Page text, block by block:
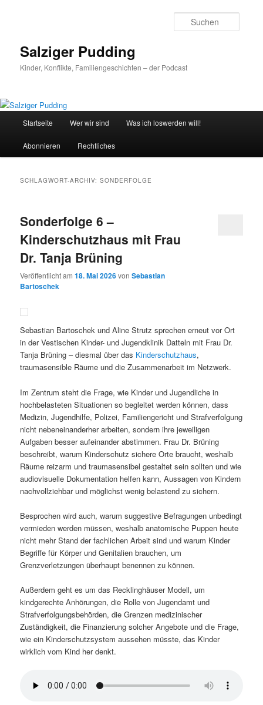
Salziger Pudding
Kinder, Konflikte, Familiengeschichten – der Podcast
Startseite Wer wir sind Was ich loswerden will!
Abonnieren Rechtliches
SCHLAGWORT-ARCHIV:SONDERFOLGE
Sonderfolge 6 –
Kinderschutzhaus mit Frau
Dr. Tanja Brüning
Veröffentlicht am18. Mai 2026vonSebastian
Bartoschek
Sebastian Bartoschek und Aline Strutz sprechen erneut vor Ort
in der Vestischen Kinder- und Jugendklinik Datteln mit Frau Dr.
Tanja Brüning – diesmal über das Kinderschutzhaus,
traumasensible Räume und die Zusammenarbeit im Netzwerk.
Im Zentrum steht die Frage, wie Kinder und Jugendliche in
hochbelasteten Situationen so begleitet werden können, dass
Medizin, Jugendhilfe, Polizei, Familiengericht und Strafverfolgung
nicht nebeneinanderher arbeiten, sondern ihre jeweiligen
Aufgaben besser aufeinander abstimmen. Frau Dr. Brüning
beschreibt, warum Kinderschutz sichere Orte braucht, weshalb
Räume reizarm und traumasensibel gestaltet sein sollten und wie
audiovisuelle Dokumentation helfen kann, Aussagen von Kindern
nachvollziehbar und möglichst wenig belastend zu sichern.
Besprochen wird auch, warum suggestive Befragungen unbedingt
vermieden werden müssen, weshalb anatomische Puppen heute
nicht mehr Stand der fachlichen Arbeit sind und warum Kinder
Begriffe für Körper und Genitalien brauchen, um
Grenzverletzungen überhaupt benennen zu können.
Außerdem geht es um das Recklinghäuser Modell, um
kindgerechte Anhörungen, die Rolle von Jugendamt und
Strafverfolgungsbehörden, die Grenzen medizinischer
Zuständigkeit, die Finanzierung solcher Angebote und die Frage,
wie ein Kinderschutzsystem aussehen müsste, das Kinder
wirklich vom Kind her denkt.